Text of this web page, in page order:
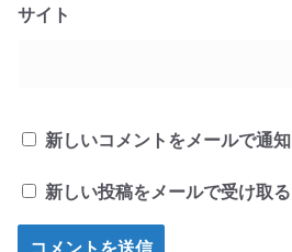
サイト
新しいコメントをメールで通知
新しい投稿をメールで受け取る